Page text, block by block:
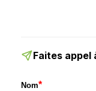
Faites appel
Nom*